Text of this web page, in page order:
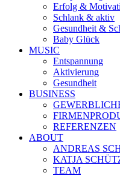
Erfolg &
Schlank & aktiv
Gesundheit &
Baby Glück
MUSIC
Entspannung
Aktivierung
Gesundheit
BUSINESS
REFERENZEN
ABOUT
ANDREAS
KATJA
TEAM